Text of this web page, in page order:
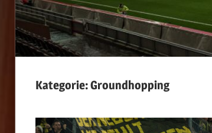
Kategorie:Groundhopping